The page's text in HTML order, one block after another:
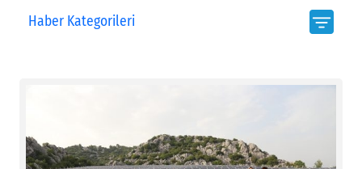
Haber Kategorileri